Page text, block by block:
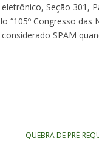
Seção 301,
“105º Congresso das
SPAM
QUEBRA DE PRÉ-